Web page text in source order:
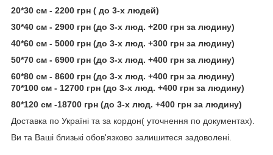
20*30 см - 2200 грн ( до 3-х людей)
30*40 см - 2900 грн (до 3-х люд. +200 грн за людину)
40*60 см - 5000 грн (до 3-х люд. +300 грн за людину)
50*70 см - 6900 грн (до 3-х люд. +400 грн за людину)
60*80 см - 8600 грн (до 3-х люд. +400 грн за людину)
70*100 см - 12700 грн (до 3-х люд. +400 грн за людину)
80*120 см -18700 грн (до 3-х люд. +400 грн за людину)
Доставка по Україні та за кордон( уточнення по документах).
Ви та Ваші близькі обов'язково залишитеся задоволені.